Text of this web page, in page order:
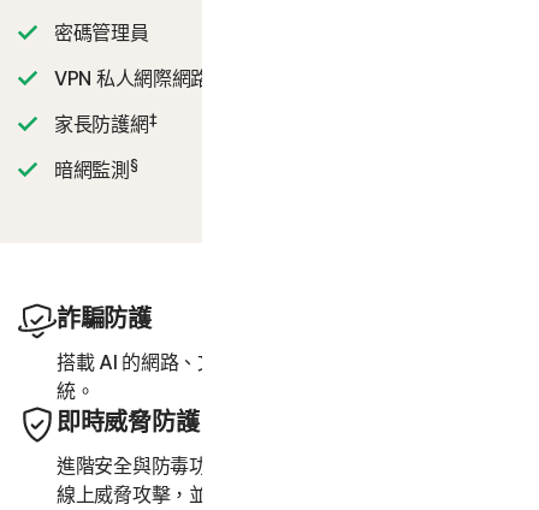
密碼管理員
VPN 私人網際網路連線
家長防護網‡
暗網監測 §
詐騙防護
搭載 AI 的網路、文字或深度偽造
統。
即時威脅防護
進階安全與防毒功能可保護您的裝置免受現有和新興的
線上威脅攻擊，並於上網時保護您的隱私與財務資訊安